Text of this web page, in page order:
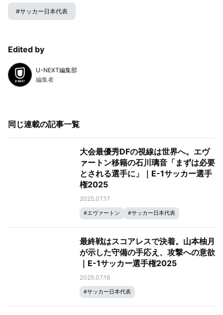
#サッカー日本代表
Edited by
U-NEXT編集部
編集者
同じ連載の記事一覧
大会最優秀DFの視線は世界へ。エヴ
ァートン移籍の石川璃音「まずは必要
とされる選手に」｜E-1サッカー選手
権2025
2025.07.17
#エヴァートン #サッカー日本代表
最終戦はスコアレスで決着。山本柚月
が示した守備の手応え、攻撃への意欲
｜E-1サッカー選手権2025
2025.07.16
#サッカー日本代表